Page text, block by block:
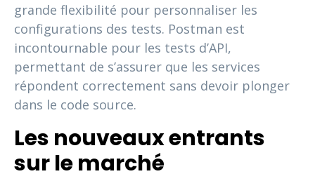
grande flexibilité pour personnaliser les
configurations des tests. Postman est
incontournable pour les tests d’API,
permettant de s’assurer que les services
répondent correctement sans devoir plonger
dans le code source.
Les nouveaux entrants
sur le marché